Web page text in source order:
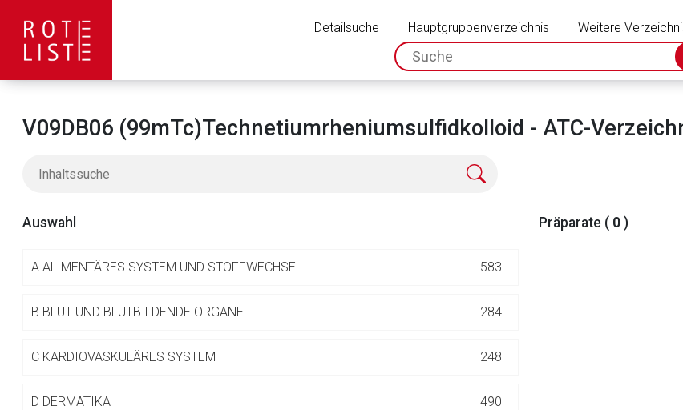
Detailsuche Hauptgruppenverzeichnis
Weitere
spc.search.input.placeholder
V09DB06 (99mTc)Technetiumrheniumsulfidkolloid - ATC-
Auswahl
A ALIMENTÄRES SYSTEM UND STOFFWECHSEL 583
B BLUT UND BLUTBILDENDE ORGANE 284
C KARDIOVASKULÄRES SYSTEM 248
D DERMATIKA 490
Präparate ( 0 )
Aufruf einer externen Seite
Der von Ihnen aufgerufene Link öffnet eine externe Web-Seite. Für die Inhalte